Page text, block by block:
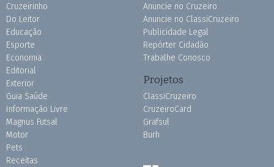
Cruzeirinho
Do Leitor
Educação
Esporte
Economia
Editorial
Exterior
Guia Saúde
Informação Livre
Magnus Futsal
Motor
Pets
Receitas
Anuncie no Cruzeiro
Anuncie no ClassiCruzeiro
Publicidade Legal
Repórter Cidadão
Trabalhe Conosco
Projetos
ClassiCruzeiro
CruzeiroCard
Grafsul
Burh